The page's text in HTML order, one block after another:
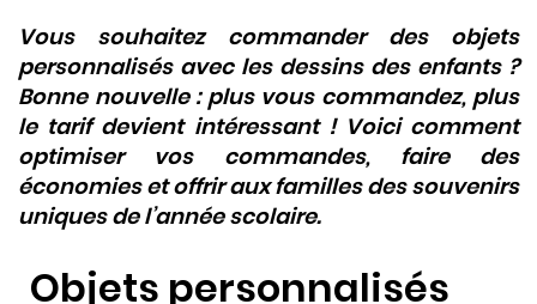
Vous souhaitez commander des objets
personnalisés avec les dessins des enfants ?
Bonne nouvelle : plus vous commandez, plus
le tarif devient intéressant ! Voici comment
optimiser vos commandes, faire des
économies et offrir aux familles des souvenirs
uniques de l’année scolaire.
Objets personnalisés